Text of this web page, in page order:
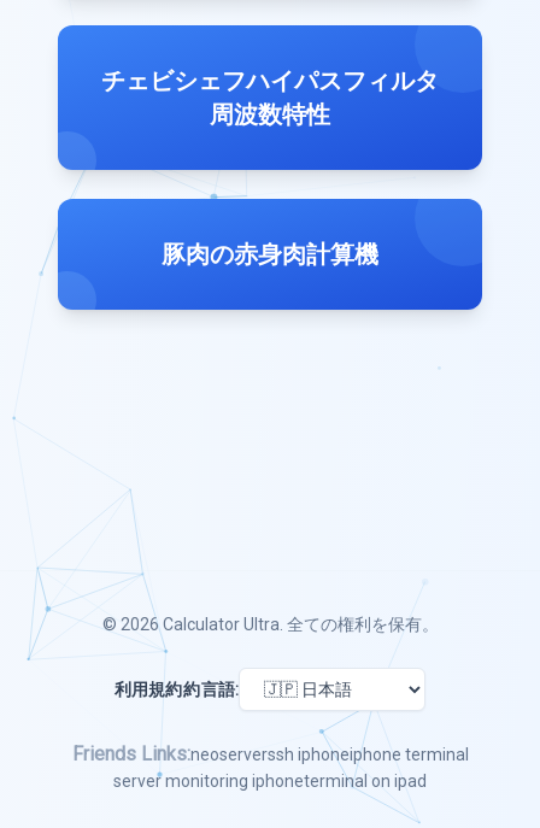
チェビシェフハイパスフィルタ
周波数特性
豚肉の赤身肉計算機
© 2026Calculator Ultra . 全ての権利を保有。
利用規約約言語:
Friends Links:neoserverssh iphoneiphone terminal
server monitoring iphoneterminal on ipad